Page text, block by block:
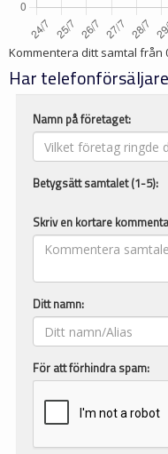
Kommentera ditt samtal från
Har
Namn på företaget:
Betygsätt samtalet (1-5):
Skriv en kortare
Ditt namn:
För att förhindra spam: